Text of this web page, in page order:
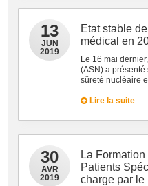
13
JUN
2019
Etat stable
médical en
Le 16 mai
(ASN) a présenté
sûreté nucléaire
Lire la suite
30
AVR
2019
La
Patients
charge par le